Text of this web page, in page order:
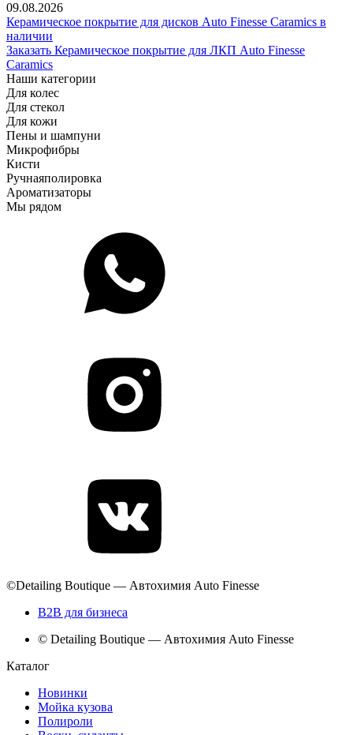
09.08.2026
Керамическое покрытие для дисков Auto Finesse Caramics в
наличии
Заказать Керамическое покрытие для ЛКП Auto Finesse
Caramics
Наши категории
Для колес
Для стекол
Для кожи
Пены и шампуни
Микрофибры
Кисти
Ручнаяполировка
Ароматизаторы
Мы рядом
©Detailing Boutique — Автохимия Auto Finesse
B2B для бизнеса
© Detailing Boutique — Автохимия Auto Finesse
Каталог
Новинки
Мойка кузова
Полироли